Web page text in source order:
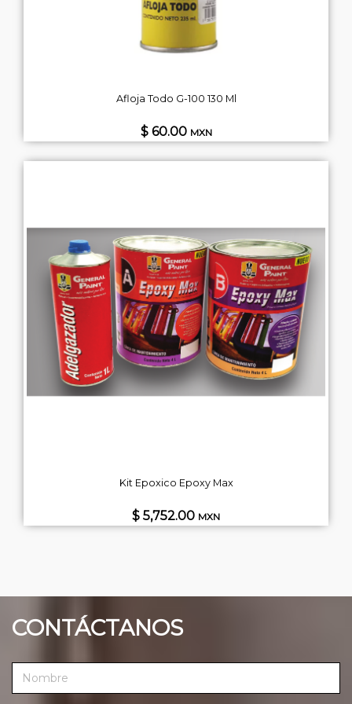
Afloja Todo G-100 130 Ml
$ 60.00 MXN
Kit Epoxico Epoxy Max
$ 5,752.00 MXN
CONTÁCTANOS